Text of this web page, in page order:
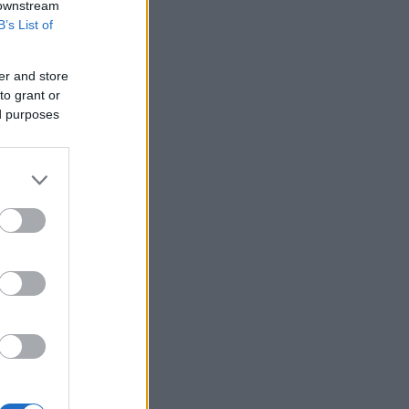
List of
and store
grant or
purposes